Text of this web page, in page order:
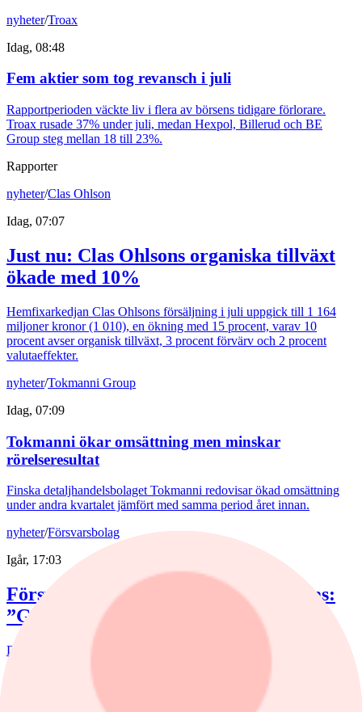
nyheter/Troax
Idag, 08:48
Fem aktier som tog revansch i juli
Rapportperioden väckte liv i flera av börsens tidigare förlorare.
Troax rusade 37% under juli, medan Hexpol, Billerud och BE
Group steg mellan 18 till 23%.
Rapporter
nyheter/Clas Ohlson
Idag, 07:07
Just nu: Clas Ohlsons organiska tillväxt
ökade med 10%
Hemfixarkedjan Clas Ohlsons försäljning i juli uppgick till 1 164
miljoner kronor (1 010), en ökning med 15 procent, varav 10
procent avser organisk tillväxt, 3 procent förvärv och 2 procent
valutaeffekter.
nyheter/Tokmanni Group
Idag, 07:09
Tokmanni ökar omsättning men minskar
rörelseresultat
Finska detaljhandelsbolaget Tokmanni redovisar ökad omsättning
under andra kvartalet jämfört med samma period året innan.
nyheter/Försvarsbolag
Igår, 17:03
Försvarsförvaltarna spår ny tillväxtfas:
”Goda förutsättningar”
De europeiska försvarsbolagen visar rekordstora orderböcker,
stigande omsättning och förbättrade marginaler. Enligt förvaltarna